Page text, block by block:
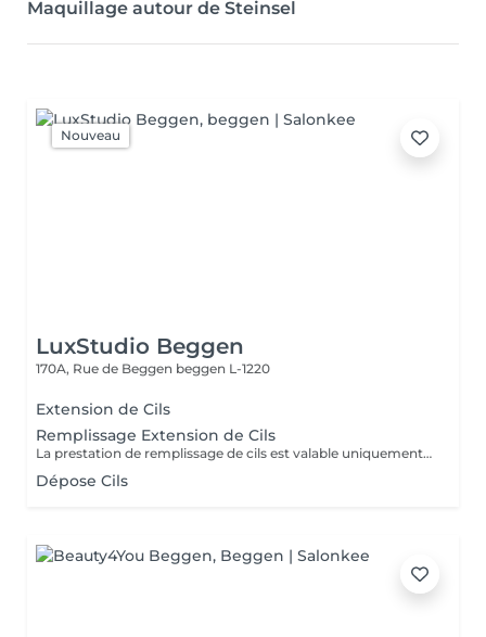
Maquillage autour de Steinsel
Nouveau
LuxStudio Beggen
170A, Rue de Beggen beggen L-1220
Extension de Cils
Remplissage Extension de Cils
La prestation de remplissage de cils est valable uniquement pour les clients ayant réalisé leur première pose chez LuxStudio. Si vous avez fait votre première pose dans un autre salon, vous devrez réserver une pose complète de cils afin de bénéficier de notre garantie, même pour les cils que vous avez déjà.
Dépose Cils